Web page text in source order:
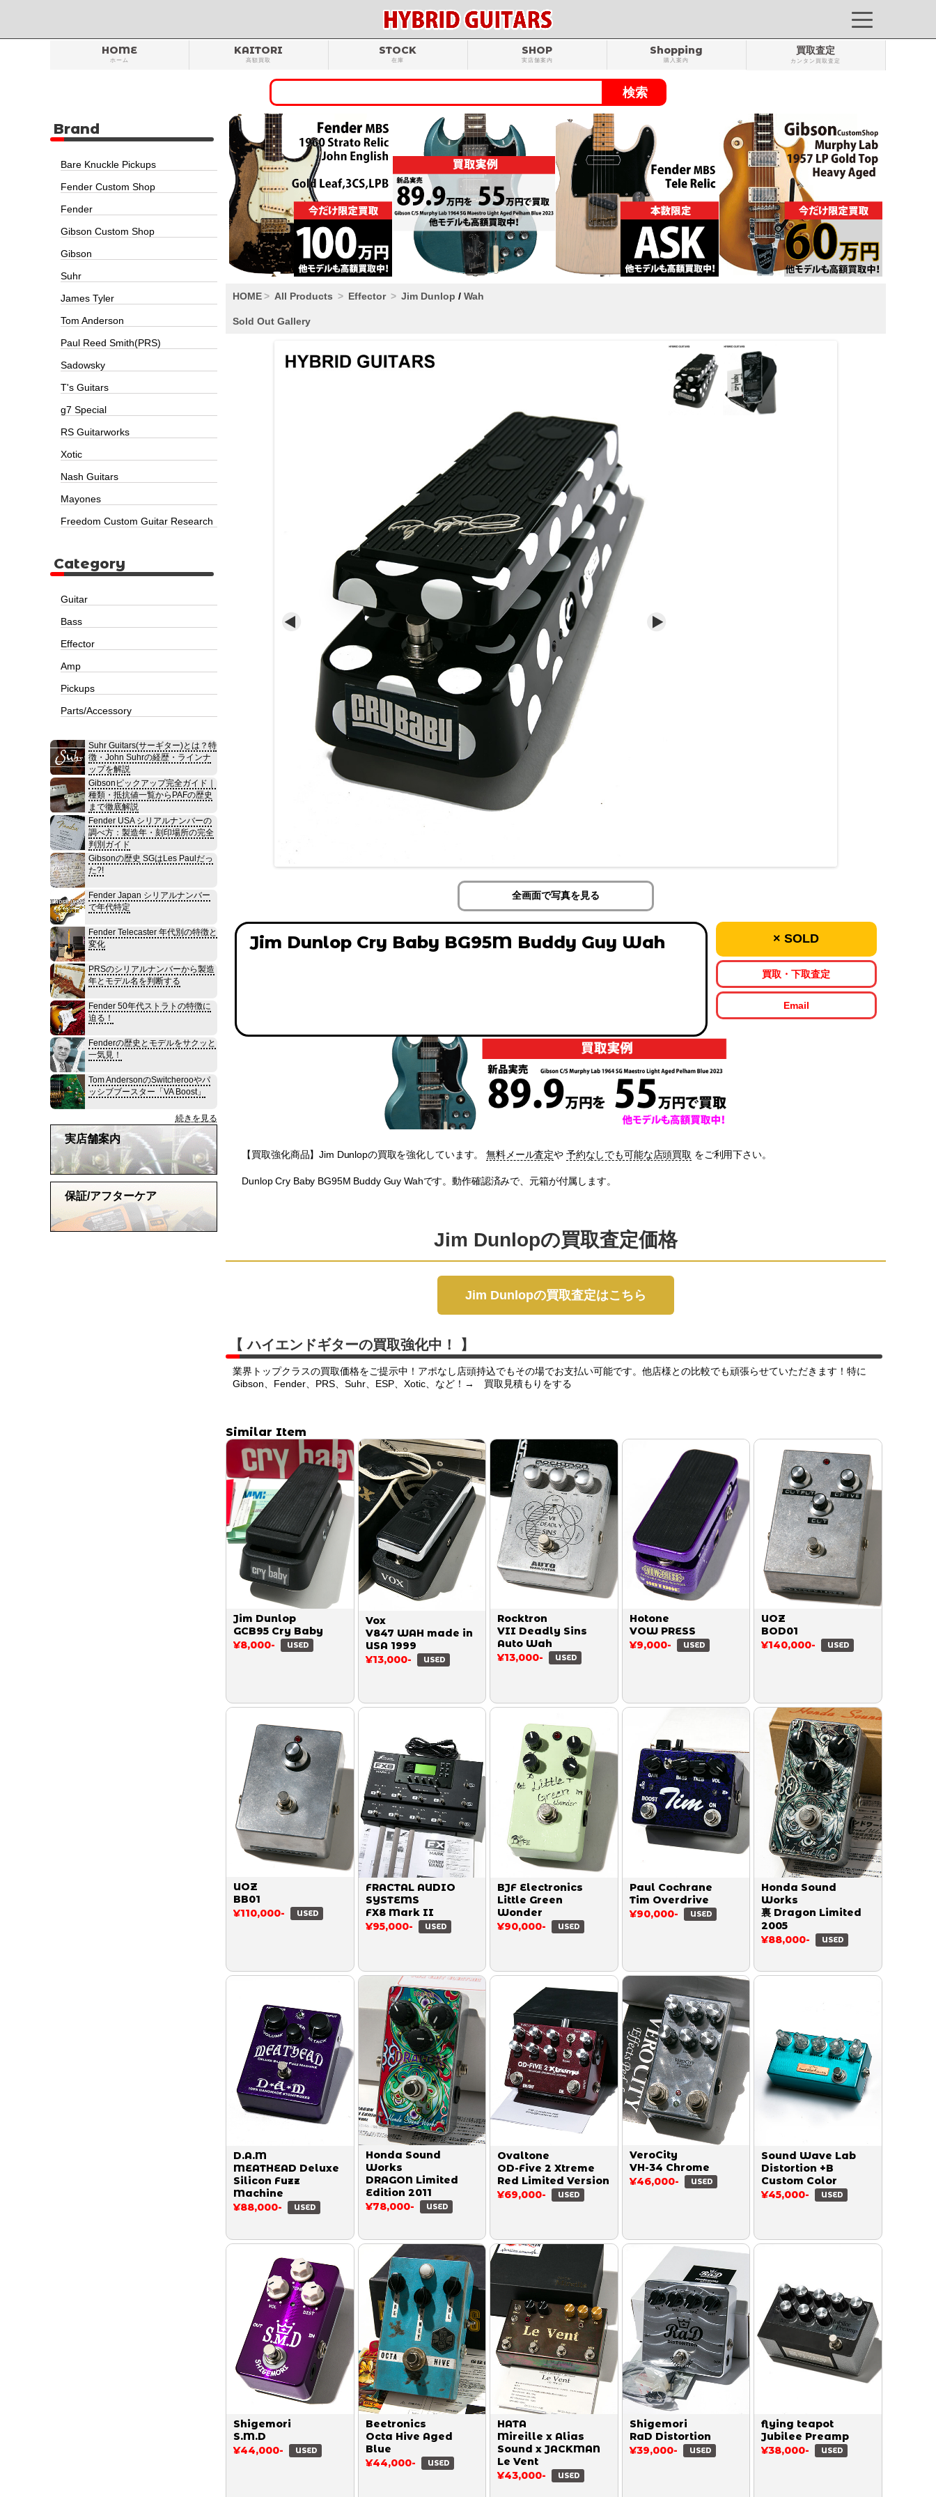
HOME
ホーム
KAITORI
高額買取
STOCK
在庫
SHOP
実店舗案内
Shopping
購入案内
買取査定
カンタン買取査定
HOME All Products Effector Jim Dunlop / Wah
Sold Out Gallery
全画面で写真を見る
Jim Dunlop Cry Baby BG95M Buddy Guy Wah × SOLD
買取・下取査定
Email
【買取強化商品】Jim Dunlopの買取を強化しています。無料メール査定や 予約なしでも可能な店頭買取 をご利用下さい。
Dunlop Cry Baby BG95M Buddy Guy Wahです。動作確認済みで、元箱が付属します。
Jim Dunlopの買取査定価格
Jim Dunlopの買取査定はこちら
【 ハイエンドギターの買取強化中！ 】
業界トップクラスの買取価格をご提示中！アポなし店頭持込でもその場でお支払い可能です。他店様との比較でも頑張らせていただきます！特に
Gibson、Fender、PRS、Suhr、ESP、Xotic、など！→ 買取見積もりをする
Similar Item
Jim Dunlop
GCB95 Cry Baby
¥8,000-
USED
Vox
V847 WAH made in
USA 1999
¥13,000-
USED
Rocktron
VII Deadly Sins
Auto Wah
¥13,000-
USED
Hotone
VOW PRESS
¥9,000-
USED
UOZ
BOD01
¥140,000-
USED
UOZ
BB01
¥110,000-
USED
FRACTAL AUDIO
SYSTEMS
FX8 Mark II
¥95,000-
USED
BJF Electronics
Little Green
Wonder
¥90,000-
USED
Paul Cochrane
Tim Overdrive
¥90,000-
USED
Honda Sound
Works
裏 Dragon Limited
2005
¥88,000-
USED
D.A.M
MEATHEAD Deluxe
Silicon Fuzz
Machine
¥88,000-
USED
Honda Sound
Works
DRAGON Limited
Edition 2011
¥78,000-
USED
Ovaltone
OD-Five 2 Xtreme
Red Limited Version
¥69,000-
USED
VeroCity
VH-34 Chrome
¥46,000-
USED
Sound Wave Lab
Distortion +B
Custom Color
¥45,000-
USED
Shigemori
S.M.D
¥44,000-
USED
Beetronics
Octa Hive Aged
Blue
¥44,000-
USED
HATA
Mireille x Alias
Sound x JACKMAN
Le Vent
¥43,000-
USED
Shigemori
RaD Distortion
¥39,000-
USED
flying teapot
Jubilee Preamp
¥38,000-
USED
Brand
Bare Knuckle Pickups
Fender Custom Shop
Fender
Gibson Custom Shop
Gibson
Suhr
James Tyler
Tom Anderson
Paul Reed Smith(PRS)
Sadowsky
T's Guitars
g7 Special
RS Guitarworks
Xotic
Nash Guitars
Mayones
Freedom Custom Guitar Research
Category
Guitar
Bass
Effector
Amp
Pickups
Parts/Accessory
Suhr Guitars(サーギター)とは？特
徴・John Suhrの経歴・ラインナ
ップを解説
Gibsonピックアップ完全ガイド｜
種類・抵抗値一覧からPAFの歴史
まで徹底解説
Fender USA シリアルナンバーの
調べ方：製造年・刻印場所の完全
判別ガイド
Gibsonの歴史 SGはLes Paulだっ
た?!
Fender Japan シリアルナンバー
で年代特定
Fender Telecaster 年代別の特徴と
変化
PRSのシリアルナンバーから製造
年とモデル名を判断する
Fender 50年代ストラトの特徴に
迫る！
Fenderの歴史とモデルをサクッと
一気見！
Tom AndersonのSwitcherooやパ
ッシブブースター「VA Boost」
続きを見る
実店舗案内
保証/アフターケア